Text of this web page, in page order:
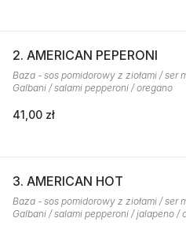
2. AMERICAN PEPERONI
Baza - sos pomidorowy z ziołami / ser
Galbani / salami pepperoni / oregano
41,00 zł
3. AMERICAN HOT
Baza - sos pomidorowy z ziołami / ser
Galbani / salami pepperoni / jalapeno /